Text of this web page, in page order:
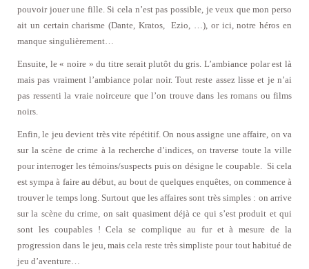
pouvoir jouer une fille. Si cela n’est pas possible, je veux que mon perso
ait un certain charisme (Dante, Kratos, Ezio, …), or ici, notre héros en
manque singulièrement…
Ensuite, le « noire » du titre serait plutôt du gris. L’ambiance polar est là
mais pas vraiment l’ambiance polar noir. Tout reste assez lisse et je n’ai
pas ressenti la vraie noirceure que l’on trouve dans les romans ou films
noirs.
Enfin, le jeu devient très vite répétitif. On nous assigne une affaire, on va
sur la scène de crime à la recherche d’indices, on traverse toute la ville
pour interroger les témoins/suspects puis on désigne le coupable. Si cela
est sympa à faire au début, au bout de quelques enquêtes, on commence à
trouver le temps long. Surtout que les affaires sont très simples : on arrive
sur la scène du crime, on sait quasiment déjà ce qui s’est produit et qui
sont les coupables ! Cela se complique au fur et à mesure de la
progression dans le jeu, mais cela reste très simpliste pour tout habitué de
jeu d’aventure…